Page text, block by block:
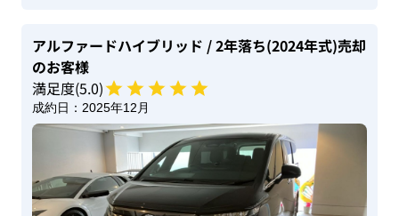
アルファードハイブリッド / 2年落ち(2024年式)売却
のお客様
満足度(5.0)
成約日： 2025年12月